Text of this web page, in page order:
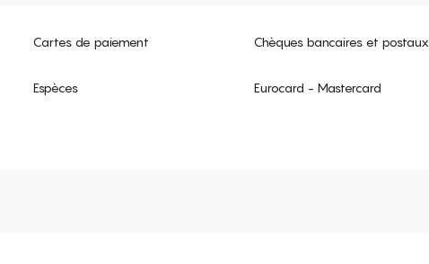
Cartes de paiement Chèques bancaires et postaux
Espèces Eurocard - Mastercard